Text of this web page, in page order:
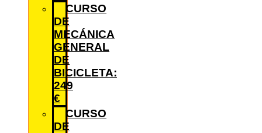
CURSO
DE
MECÁNICA
GENERAL
DE
BICICLETA:
249
€
CURSO
DE